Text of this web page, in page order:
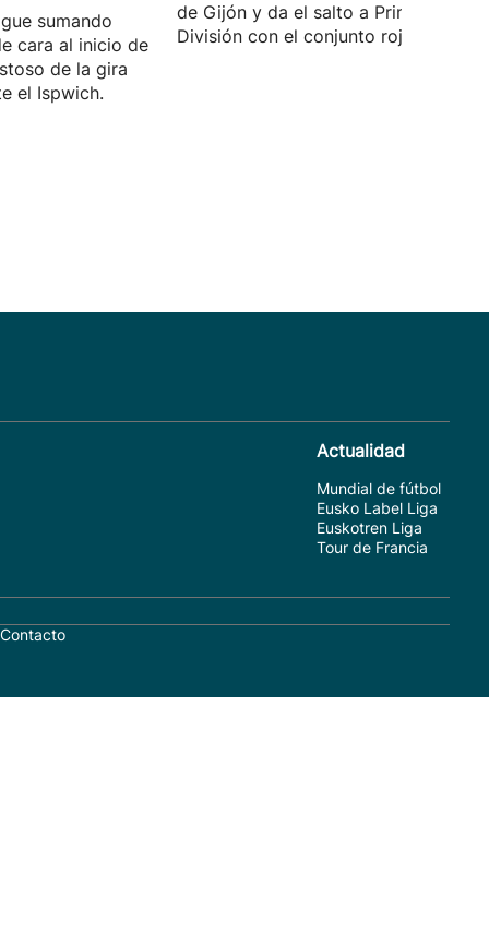
sumando
cara al inicio de
de la gira
el Ispwich.
de Gijón y da el salto a Primera
División con el conjunto rojillo.
Actualidad
Mundial de fútbol
Eusko Label Liga
Euskotren Liga
Tour de Francia
Contacto